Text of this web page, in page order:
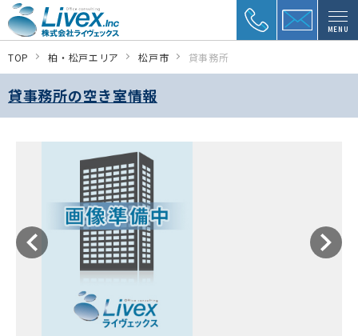
MENU
TOP 柏・松戸エリア 松戸市 貸事務所
貸事務所の空き室情報